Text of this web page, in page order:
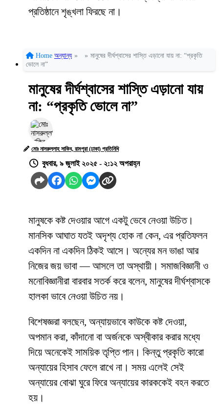
প্রতিষ্ঠানে শৃঙ্খলা ফিরছে না।
Home অন্যান্য » » মানুষের দীর্ঘশ্বাসের শাস্তি এড়ানো যায় না: “প্রকৃতি
ভোলে না”
মানুষের দীর্ঘশ্বাসের শাস্তি এড়ানো যায়
না: “প্রকৃতি ভোলে না”
মোঃ নাসরুল্লাহ সাকিব, রামপুরা (ঢাকা) প্রতিনিধি
বুধবার, ৯ জুলাই ২০২৫ - ২:১২ অপরাহ্ন
মানুষকে কষ্ট দেওয়ার আগে একটু ভেবে নেওয়া উচিত।
মানসিক আঘাত যতই অদৃশ্য হোক না কেন, এর প্রতিফলন
একদিন না একদিন ঠিকই আসে। অন্যের মন ভাঙা আর
নিজের জয় ভাবা — আসলে তা অস্থায়ী। সমাজবিজ্ঞানী ও
মনোবিজ্ঞানীরা বারবার সতর্ক করে বলেন, মানুষের দীর্ঘশ্বাসকে
হালকা ভাবে নেওয়া উচিত নয়।
বিশেষজ্ঞরা বলছেন, অন্যায়ভাবে কাউকে কষ্ট দেওয়া,
অপমান করা, কাঁদানো বা অর্জনকে অস্বীকার করার মধ্যে
দিয়ে অনেকেই সাময়িক তৃপ্তি পান। কিন্তু প্রকৃতি কারো
অন্যায়ের হিসাব ফেলে রাখে না। সময় এলেই সেই
অন্যায়ের বোঝা ঘুরে ফিরে অন্যায়ের কারককেই বহন করতে
হয়।